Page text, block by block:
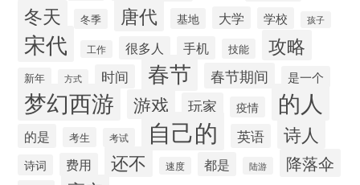
冬天 冬季 唐代 基地 大学 学校 孩子
宋代 工作 很多人 手机 技能 攻略
新年 方式 时间 春节 春节期间 是一个
梦幻西游 游戏 玩家 疫情 的人
的是 考生 考试 自己的 英语 诗人
诗词 费用 还不 速度 都是 陆游 降落伞